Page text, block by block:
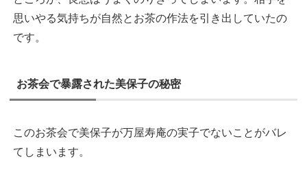
思いやる気持ちが自然とお茶の作法を引き出していたの
です。
お茶会で暴露された美保子の秘密
このお茶会で美保子が万屋寿庵の実子でないことがバレ
てしまいます。